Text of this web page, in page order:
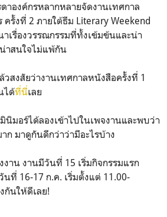
าองค์กรหลากหลายจัดงานเทศกาล
รั้งที่ 2 ภายใต้ธีม Literary Weekend
เรื่องวรรณกรรมที่ทั้งเข้มข้นและน่า
าสนใจไม่แพ้กัน
สงสัยว่างานเทศกาลหนังสือครั้งที่ 1
ได้ที่นี่เลย
นิมอร์ได้ลองเข้าไปในเพจงานและพบว่า
ก มาดูกันดีกว่าว่ามีอะไรบ้าง
งาน งานมีวันที่ 15 เริ่มกิจกรรมแรก
ที่ 16-17 ก.ค. เริ่มตั้งแต่ 11.00-
กันให้ดีเลย!